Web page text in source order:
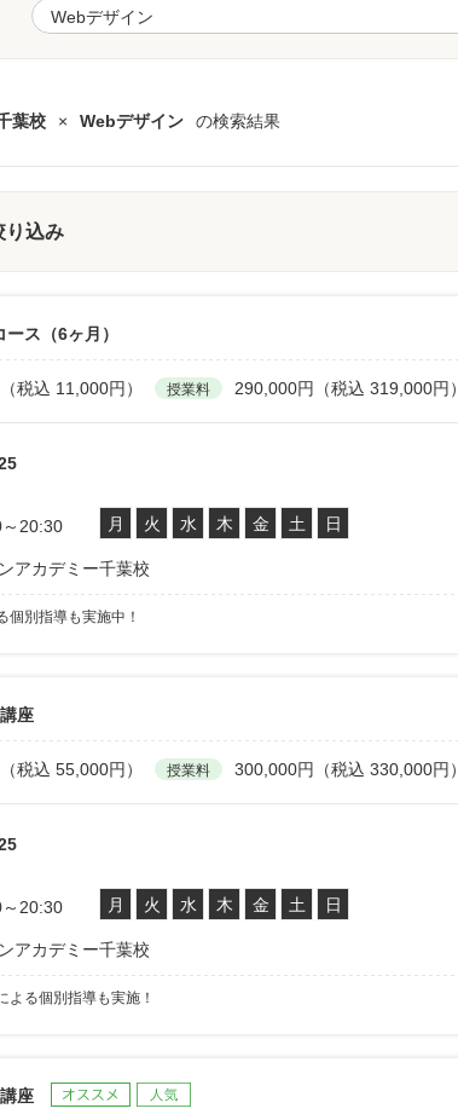
葉校 × Webデザイン の検索結果
込み
ス（6ヶ月）
税込 11,000円） 授業料 290,000円（税込 319,000円）
20:30 月 火 水 木 金 土 日
アカデミー千葉校
個別指導も実施中！
座
税込 55,000円） 授業料 300,000円（税込 330,000円）
20:30 月 火 水 木 金 土 日
アカデミー千葉校
よる個別指導も実施！
座